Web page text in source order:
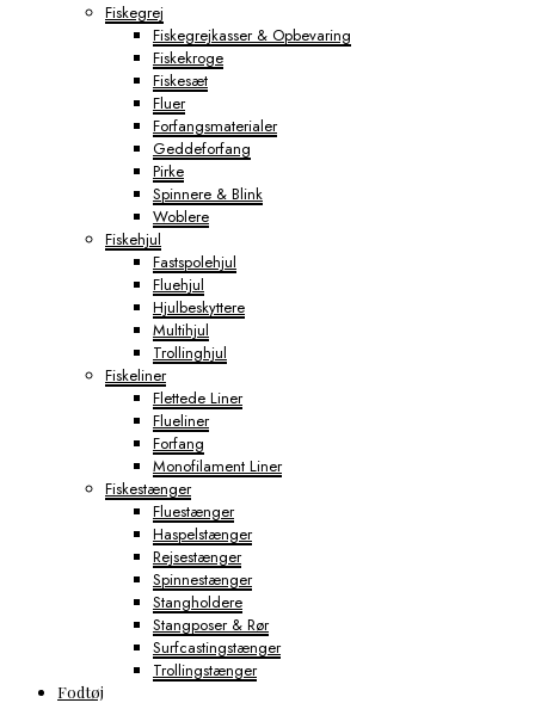
Fiskegrej
Fiskegrejkasser & Opbevaring
Fiskekroge
Fiskesæt
Fluer
Forfangsmaterialer
Geddeforfang
Pirke
Spinnere & Blink
Woblere
Fiskehjul
Fastspolehjul
Fluehjul
Hjulbeskyttere
Multihjul
Trollinghjul
Fiskeliner
Flettede Liner
Flueliner
Forfang
Monofilament Liner
Fiskestænger
Fluestænger
Haspelstænger
Rejsestænger
Spinnestænger
Stangholdere
Stangposer & Rør
Surfcastingstænger
Trollingstænger
Fodtøj